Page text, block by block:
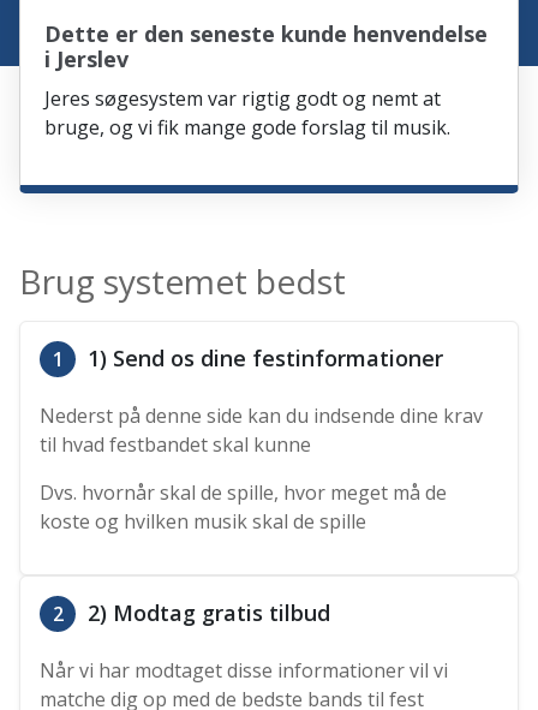
Dette er den seneste kunde henvendelse
i Jerslev
Jeres søgesystem var rigtig godt og nemt at
bruge, og vi fik mange gode forslag til musik.
Brug systemet bedst
1 1) Send os dine festinformationer
Nederst på denne side kan du indsende dine krav
til hvad festbandet skal kunne
Dvs. hvornår skal de spille, hvor meget må de
koste og hvilken musik skal de spille
2 2) Modtag gratis tilbud
Når vi har modtaget disse informationer vil vi
matche dig op med de bedste bands til fest